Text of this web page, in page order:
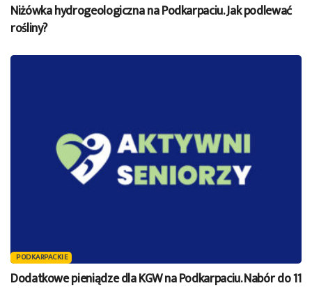
Niżówka hydrogeologiczna na Podkarpaciu. Jak podlewać
rośliny?
PODKARPACKIE
Dodatkowe pieniądze dla KGW na Podkarpaciu. Nabór do 11